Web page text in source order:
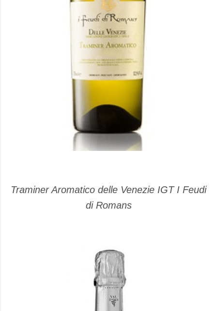
Traminer Aromatico delle Venezie IGT I Feudi
di Romans